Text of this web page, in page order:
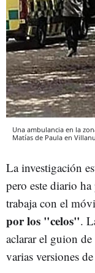
Una ambulancia en la
Matías de Paula en
La investigación
pero este diario
trabaja con el
por los "celos".
aclarar el guion
varias versiones